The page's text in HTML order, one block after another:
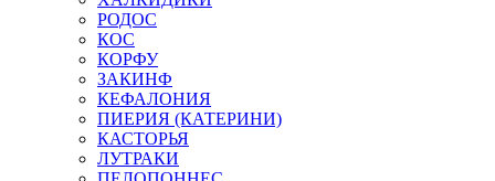
РОДОС
КОС
КОРФУ
ЗАКИНФ
КЕФАЛОНИЯ
ПИЕРИЯ (КАТЕРИНИ)
КАСТОРЬЯ
ЛУТРАКИ